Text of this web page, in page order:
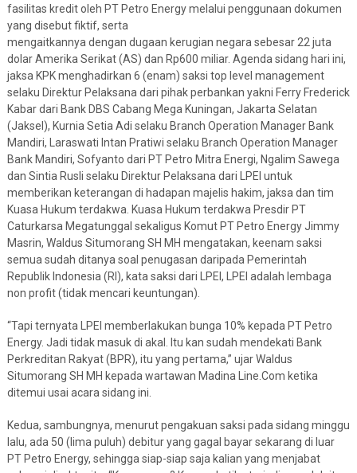
fasilitas kredit oleh PT Petro Energy melalui penggunaan dokumen
yang disebut fiktif, serta
mengaitkannya dengan dugaan kerugian negara sebesar 22 juta
dolar Amerika Serikat (AS) dan Rp600 miliar. Agenda sidang hari ini,
jaksa KPK menghadirkan 6 (enam) saksi top level management
selaku Direktur Pelaksana dari pihak perbankan yakni Ferry Frederick
Kabar dari Bank DBS Cabang Mega Kuningan, Jakarta Selatan
(Jaksel), Kurnia Setia Adi selaku Branch Operation Manager Bank
Mandiri, Laraswati Intan Pratiwi selaku Branch Operation Manager
Bank Mandiri, Sofyanto dari PT Petro Mitra Energi, Ngalim Sawega
dan Sintia Rusli selaku Direktur Pelaksana dari LPEI untuk
memberikan keterangan di hadapan majelis hakim, jaksa dan tim
Kuasa Hukum terdakwa. Kuasa Hukum terdakwa Presdir PT
Caturkarsa Megatunggal sekaligus Komut PT Petro Energy Jimmy
Masrin, Waldus Situmorang SH MH mengatakan, keenam saksi
semua sudah ditanya soal penugasan daripada Pemerintah
Republik Indonesia (RI), kata saksi dari LPEI, LPEI adalah lembaga
non profit (tidak mencari keuntungan).
“Tapi ternyata LPEI memberlakukan bunga 10% kepada PT Petro
Energy. Jadi tidak masuk di akal. Itu kan sudah mendekati Bank
Perkreditan Rakyat (BPR), itu yang pertama,” ujar Waldus
Situmorang SH MH kepada wartawan Madina Line.Com ketika
ditemui usai acara sidang ini.
Kedua, sambungnya, menurut pengakuan saksi pada sidang minggu
lalu, ada 50 (lima puluh) debitur yang gagal bayar sekarang di luar
PT Petro Energy, sehingga siap-siap saja kalian yang menjabat